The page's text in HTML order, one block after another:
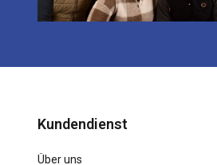
Kundendienst
Über uns